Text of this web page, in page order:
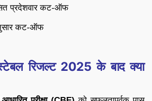
प्रदेशवार कट-ऑफ
कट-ऑफ
रिजल्ट 2025 के बाद क्या